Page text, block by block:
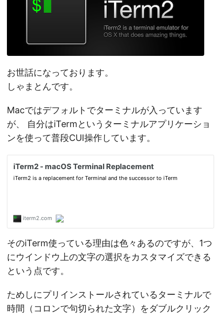
お世話になっております。
しゃまとんです。
Macではデフォルトでターミナルが入っています
が、 自分はiTermというターミナルアプリケーショ
ンを使って普段CUI操作しています。
そのiTerm使っている理由は色々あるのですが、1つ
にウインドウ上の文字の選択をカスタマイズできる
という点です。
ためしにプリインストールされているターミナルで
時間（コロンで句切られた文字）をダブルクリック